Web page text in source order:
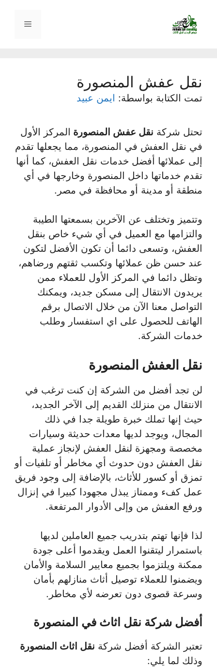
المحتوى
القائمة
نقل عفش المنصورة
تمت الكتابة بواسطة: ايمن عبيد
تحتل شركة نقل عفش المنصورة المركز الأول
في نقل العفش في المنصورة، مما يجعلها تقدم
إلى عملائها أفضل خدمات نقل العفش، كما أنها
تقدم خدماتها داخل المنصورة وخارجها في أي
منطقة أو مدينة أو محافظة في مصر.
وتتميز وتختلف عن الآخرين بسمعتها الطيبة
والتزامها مع العميل في أي شيء خاص بنقل
العفش، وتسعى دائما أن تكون الأفضل لتكون
عند حسن ظن عملائها وتكسب ثقتهم ورضاهم،
وتظل دائما في المركز الأول للعملاء ممن
يريدون الانتقال إلى مسكن جديد، ويمكنك
التواصل معنا الآن من خلال الاتصال برقم
الهاتف للحصول على اي استفسار وطلب
خدمات الشركة.
نقل العفش المنصورة
لن تجد أفضل من الشركة إن كنت ترغب في
الانتقال من منزلك القديم إلى الآخر الجديد،
حيث إنها تملك خبرة طويلة جدا في ذلك
المجال، ويوجد لديها معدات حديثة وسيارات
مخصصة ومجهزة لنقل العفش لإنجاز عملية
نقل العفش دون حدوث أي مخاطر أو تلفيات أو
تمزق أو كسور للأثاث، بالإضافة إلى وجود فريق
عمل كفء وممتاز يبذل مجهودا كبيرا في إنزال
ورفع العفش من وإلى الأدوار المرتفعة.
لذا فإنها تهتم بتدريب جميع العاملين لديها
باستمرار ليتقنوا العمل ويقدموا أعلى جودة
ممكنة ويلتزموا بجميع معايير السلامة والأمان
ويضمنوا للعملاء توصيل أثاث منازلهم بأمان
وسرعة قصوى دون تعرضه لأي مخاطر.
أفضل شركة نقل اثاث في المنصورة
تعتبر الشركة أفضل شركة نقل اثاث المنصورة
وذلك لما يلي: